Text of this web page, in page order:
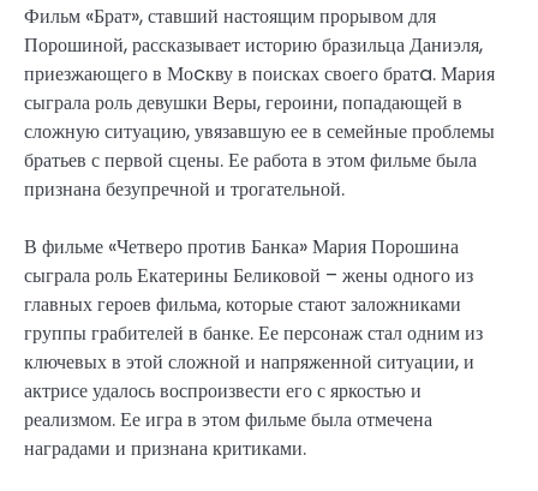
Фильм «Брат», ставший настоящим прорывом для
Порошиной, рассказывает историю бразильца Даниэля,
приезжающего в Моcкву в поисках своего братa. Мария
сыграла роль девушки Веры, героини, попадающей в
сложную ситуацию, увязавшую ее в семейные проблемы
братьев с первой сцены. Ее работа в этом фильме была
признана безупречной и трогательной.
В фильме «Четверо против Банка» Мария Порошина
сыграла роль Екатерины Беликовой – жены одного из
главных героев фильма, которые стают заложниками
группы грабителей в банке. Ее персонаж стал одним из
ключевых в этой сложной и напряженной ситуации, и
актрисе удалось воспроизвести его с яркостью и
реализмом. Ее игра в этом фильме была отмечена
наградами и признана критиками.